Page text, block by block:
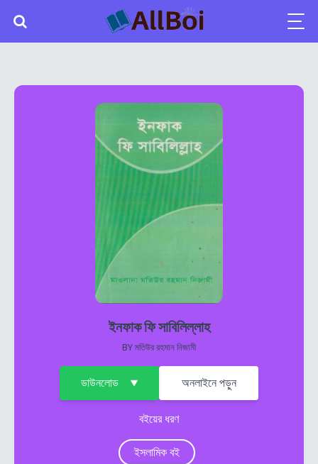
ইনফাক ফি সাবিলিল্লাহ
BYমতিউর রহমান নিজামী
ডাউনলোড অনলাইনে পড়ুন
বইয়ের ধরণ
ইসলামিক বই